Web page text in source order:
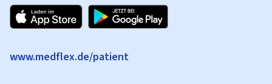
www.medflex.de/patient